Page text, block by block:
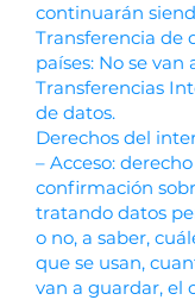
continuarán
Transferencia de
países: No se van
Transferencias
de datos.
Derechos del
– Acceso:
confirmación
tratando datos
o no, a saber,
que se usan,
van a guardar, el